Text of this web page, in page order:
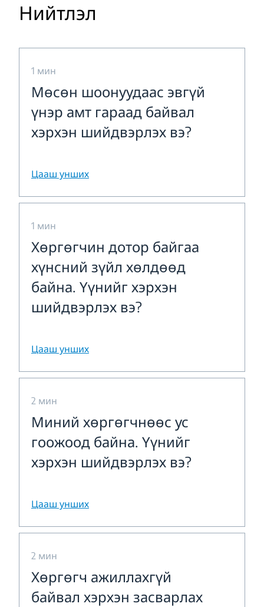
Нийтлэл
1 мин
Мөсөн шоонуудаас эвгүй
үнэр амт гараад байвал
хэрхэн шийдвэрлэх вэ?
Цааш унших
1 мин
Хөргөгчин дотор байгаа
хүнсний зүйл хөлдөөд
байна. Үүнийг хэрхэн
шийдвэрлэх вэ?
Цааш унших
2 мин
Миний хөргөгчнөөс ус
гоожоод байна. Үүнийг
хэрхэн шийдвэрлэх вэ?
Цааш унших
2 мин
Хөргөгч ажиллахгүй
байвал хэрхэн засварлах